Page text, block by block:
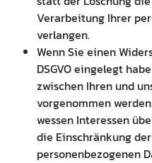
Verarbeitung Ihrer
verlangen.
Wenn Sie einen
DSGVO eingelegt
zwischen Ihren und
vorgenommen
wessen Interessen
die Einschränkung
personenbezogenen